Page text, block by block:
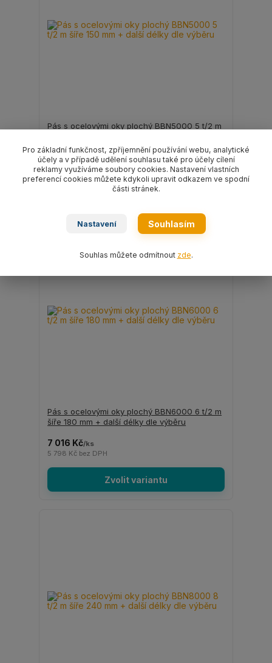
Pás s ocelovými oky plochý BBN5000 5 t/2 m
6 309 Kč/ks
5 214 Kčbez DPH
Zvolit variantu
Pás s ocelovými oky plochý BBN6000 6 t/2 m
šíře 180 mm + další délky dle výběru
7 016 Kč/ks
5 798 Kč bez DPH
Zvolit variantu
Pro základní funkčnost, zpříjemnění používání webu, analytické
účely a v případě udělení souhlasu také pro účely cílení
reklamy využíváme soubory cookies. Nastavení vlastních
preferencí cookies můžete kdykoli upravit odkazem ve spodní
části stránek.
Nastavení Souhlasím
Souhlas můžete odmítnout zde.